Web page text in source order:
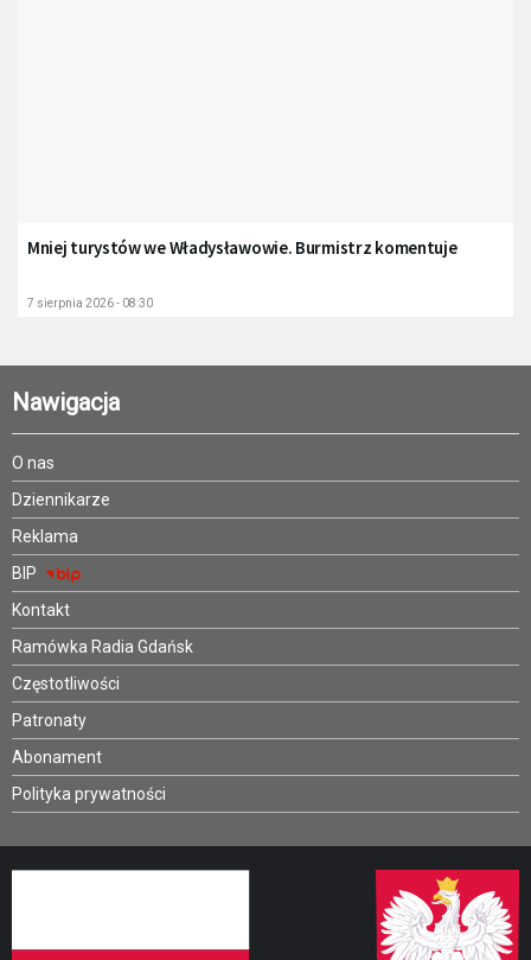
Mniej turystów we Władysławowie. Burmistrz komentuje
7 sierpnia 2026 - 08:30
Nawigacja
O nas
Dziennikarze
Reklama
BIP
Kontakt
Ramówka Radia Gdańsk
Częstotliwości
Patronaty
Abonament
Polityka prywatności